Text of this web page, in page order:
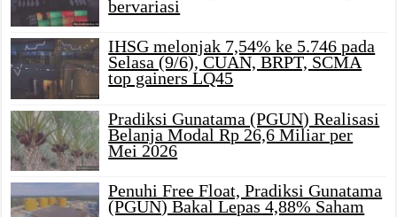
bervariasi
IHSG melonjak 7,54% ke 5.746 pada
Selasa (9/6), CUAN, BRPT, SCMA
top gainers LQ45
Pradiksi Gunatama (PGUN) Realisasi
Belanja Modal Rp 26,6 Miliar per
Mei 2026
Penuhi Free Float, Pradiksi Gunatama
(PGUN) Bakal Lepas 4,88% Saham